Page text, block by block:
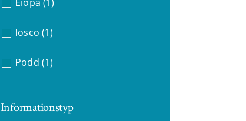
Iosco (1)
Podd (1)
Informationstyp